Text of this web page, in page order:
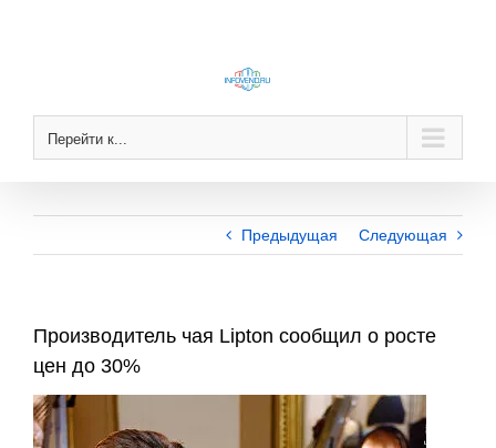
Перейти к...
Предыдущая Следующая
Производитель чая Lipton сообщил о росте
цен до 30%